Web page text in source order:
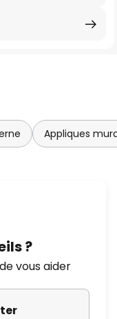
Appliques
?
vous aider